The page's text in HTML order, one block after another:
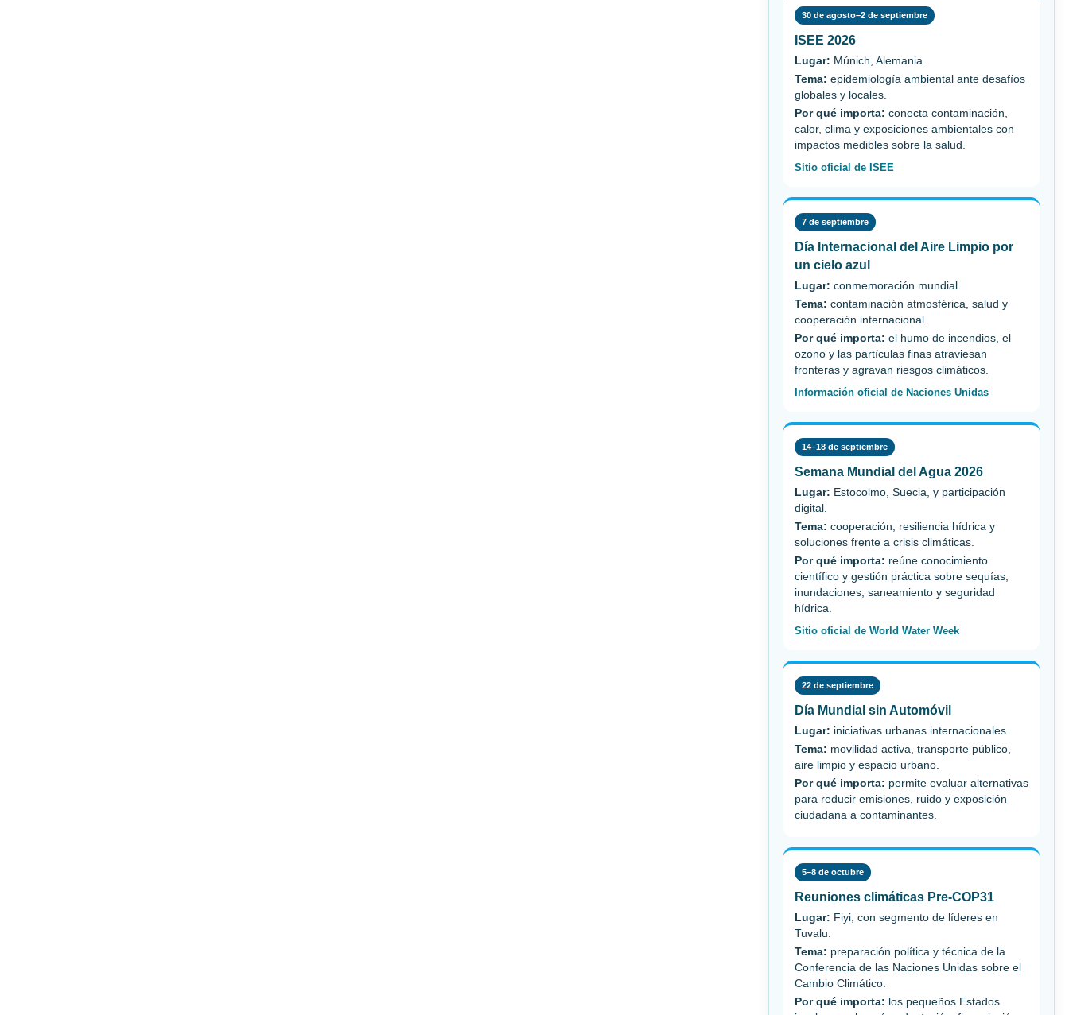
30 de agosto–2 de septiembre
ISEE 2026
Lugar: Múnich, Alemania.
Tema: epidemiología ambiental ante desafíos
globales y locales.
Por qué importa: conecta contaminación,
calor, clima y exposiciones ambientales con
impactos medibles sobre la salud.
Sitio oficial de ISEE
7 de septiembre
Día Internacional del Aire Limpio por
un cielo azul
Lugar: conmemoración mundial.
Tema: contaminación atmosférica, salud y
cooperación internacional.
Por qué importa: el humo de incendios, el
ozono y las partículas finas atraviesan
fronteras y agravan riesgos climáticos.
Información oficial de Naciones Unidas
14–18 de septiembre
Semana Mundial del Agua 2026
Lugar: Estocolmo, Suecia, y participación
digital.
Tema: cooperación, resiliencia hídrica y
soluciones frente a crisis climáticas.
Por qué importa: reúne conocimiento
científico y gestión práctica sobre sequías,
inundaciones, saneamiento y seguridad
hídrica.
Sitio oficial de World Water Week
22 de septiembre
Día Mundial sin Automóvil
Lugar: iniciativas urbanas internacionales.
Tema: movilidad activa, transporte público,
aire limpio y espacio urbano.
Por qué importa: permite evaluar alternativas
para reducir emisiones, ruido y exposición
ciudadana a contaminantes.
5–8 de octubre
Reuniones climáticas Pre-COP31
Lugar: Fiyi, con segmento de líderes en
Tuvalu.
Tema: preparación política y técnica de la
Conferencia de las Naciones Unidas sobre el
Cambio Climático.
Por qué importa: los pequeños Estados